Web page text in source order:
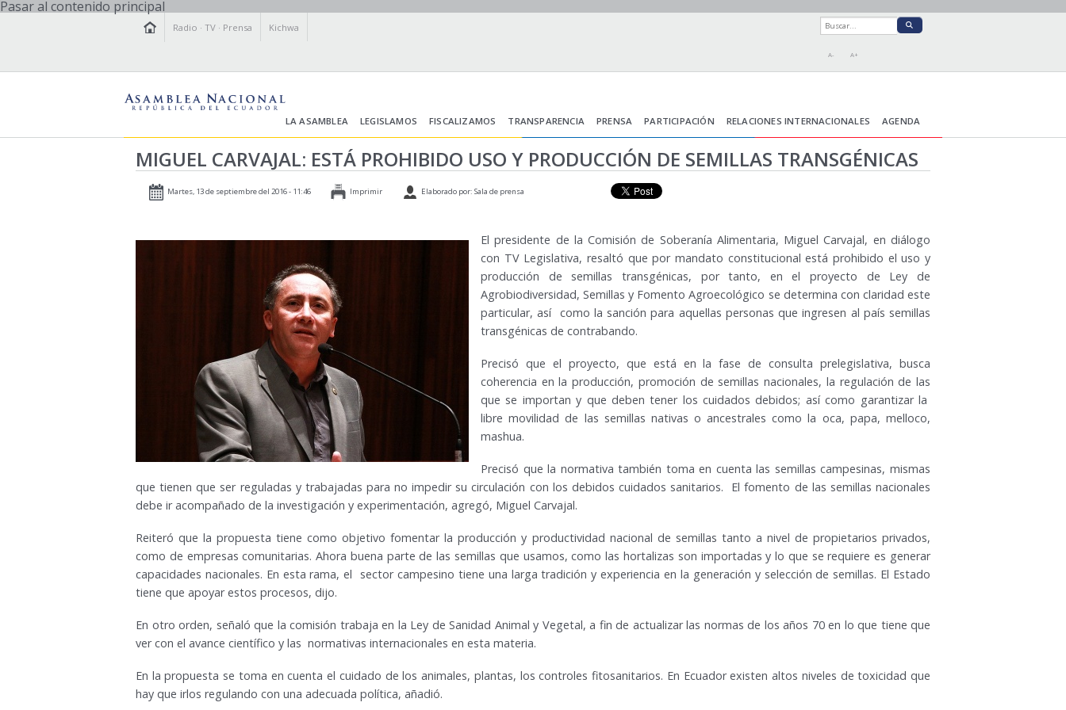
Pasar al contenido principal
Radio ·TV · Prensa Kichwa
A- A+
LA ASAMBLEA LEGISLAMOS FISCALIZAMOS TRANSPARENCIA PRENSA PARTICIPACIÓN RELACIONES INTERNACIONALES AGENDA
MIGUEL CARVAJAL: ESTÁ PROHIBIDO USO Y PRODUCCIÓN DE SEMILLAS TRANSGÉNICAS
Martes, 13 de septiembre del 2016 - 11:46 Imprimir Elaborado por: Sala de prensa
El presidente de la Comisión de Soberanía Alimentaria, Miguel Carvajal, en diálogo
con TV Legislativa, resaltó que por mandato constitucional está prohibido el uso y
producción de semillas transgénicas, por tanto, en el proyecto de Ley de
Agrobiodiversidad, Semillas y Fomento Agroecológico se determina con claridad este
particular, así como la sanción para aquellas personas que ingresen al país semillas
transgénicas de contrabando.
Precisó que el proyecto, que está en la fase de consulta prelegislativa, busca
coherencia en la producción, promoción de semillas nacionales, la regulación de las
que se importan y que deben tener los cuidados debidos; así como garantizar la
libre movilidad de las semillas nativas o ancestrales como la oca, papa, melloco,
mashua.
Precisó que la normativa también toma en cuenta las semillas campesinas, mismas
que tienen que ser reguladas y trabajadas para no impedir su circulación con los debidos cuidados sanitarios. El fomento de las semillas nacionales
debe ir acompañado de la investigación y experimentación, agregó, Miguel Carvajal.
Reiteró que la propuesta tiene como objetivo fomentar la producción y productividad nacional de semillas tanto a nivel de propietarios privados,
como de empresas comunitarias. Ahora buena parte de las semillas que usamos, como las hortalizas son importadas y lo que se requiere es generar
capacidades nacionales. En esta rama, el sector campesino tiene una larga tradición y experiencia en la generación y selección de semillas. El Estado
tiene que apoyar estos procesos, dijo.
En otro orden, señaló que la comisión trabaja en la Ley de Sanidad Animal y Vegetal, a fin de actualizar las normas de los años 70 en lo que tiene que
ver con el avance científico y las normativas internacionales en esta materia.
En la propuesta se toma en cuenta el cuidado de los animales, plantas, los controles fitosanitarios. En Ecuador existen altos niveles de toxicidad que
hay que irlos regulando con una adecuada política, añadió.